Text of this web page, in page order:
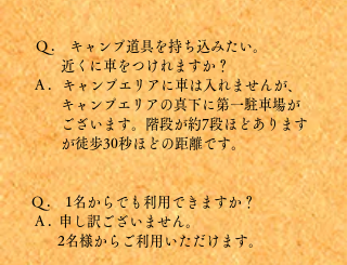
Q . キャンプ道具を持ち込みたい。
近くに車をつけれますか？
A . キャンプエリアに車は入れませんが、
キャンプエリアの真下に第一駐車場が
ご ざいます。階段が約7段ほどあります
が徒歩30秒ほどの距離です。
Q . 1名からでも利用できますか？
A . 申し訳ございません。
2名様からご利用いただけます。